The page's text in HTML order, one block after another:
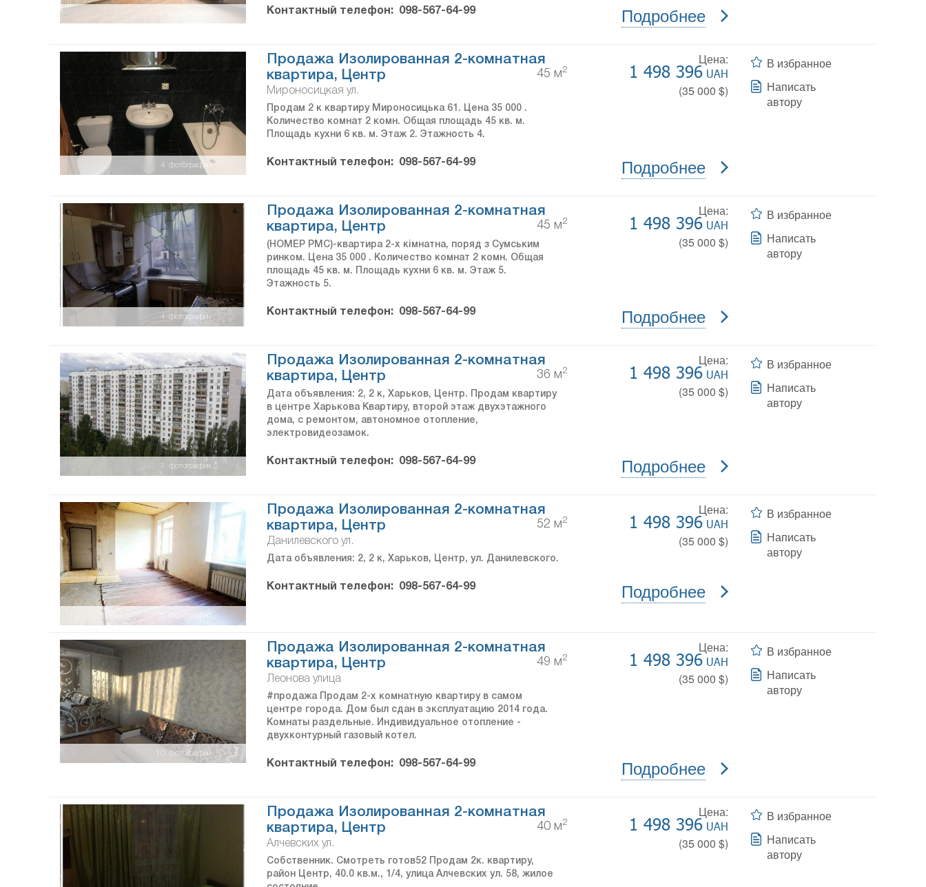
Контактный телефон: 098-567-64-99 Подробнее
фотографии
4
Продажа Изолированная 2-комнатная
квартира, Центр
45 м2
Мироносицкая ул.
Продам 2 к квартиру Мироносицька 61. Цена 35 000 .
Количество комнат 2 комн. Общая площадь 45 кв. м.
Площадь кухни 6 кв. м. Этаж 2. Этажность 4.
Цена:
1 498 396UAH
(35 000 $)
Контактный телефон: 098-567-64-99 Подробнее
В избранное
Написать
автору
фотографии
4
Продажа Изолированная 2-комнатная
квартира, Центр
45 м2
(НОМЕР PMC)-квартира 2-х кiмнатна, поряд з Сумським
ринком. Цена 35 000 . Количество комнат 2 комн. Общая
площадь 45 кв. м. Площадь кухни 6 кв. м. Этаж 5.
Этажность 5.
Цена:
1 498 396UAH
(35 000 $)
Контактный телефон: 098-567-64-99 Подробнее
В избранное
Написать
автору
фотография
1
Продажа Изолированная 2-комнатная
квартира, Центр
36 м2
Дата объявления: 2, 2 к, Харьков, Центр. Продам квартиру
в центре Харькова Квартиру, второй этаж двухэтажного
дома, с ремонтом, автономное отопление,
электровидеозамок.
Цена:
1 498 396UAH
(35 000 $)
Контактный телефон: 098-567-64-99 Подробнее
В избранное
Написать
автору
фотографий
Продажа Изолированная 2-комнатная
квартира, Центр
52 м2
Данилевского ул.
Дата объявления: 2, 2 к, Харьков, Центр, ул. Данилевского.
Цена:
1 498 396UAH
(35 000 $)
Контактный телефон: 098-567-64-99 Подробнее
В избранное
Написать
автору
фотографий
10
Продажа Изолированная 2-комнатная
квартира, Центр
49 м2
Леонова улица
#продажа Продам 2-х комнатную квартиру в самом
центре города. Дом был сдан в эксплуатацию 2014 года.
Комнаты раздельные. Индивидуальное отопление -
двухконтурный газовый котел.
Цена:
1 498 396UAH
(35 000 $)
Контактный телефон: 098-567-64-99 Подробнее
В избранное
Написать
автору
Продажа Изолированная 2-комнатная
квартира, Центр
40 м2
Алчевских ул.
Собственник. Смотреть готов52 Продам 2к. квартиру,
район Центр, 40.0 кв.м., 1/4, улица Алчевских ул. 58, жилое
Цена:
1 498 396UAH
(35 000 $)
В избранное
Написать
автору